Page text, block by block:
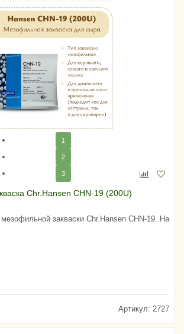
1
2
3
Chr.Hansen CHN-19 (200U)
закваски Chr.Hansen CHN-19. На
Артикул: 2727